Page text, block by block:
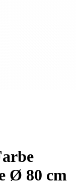
Ø 80 cm